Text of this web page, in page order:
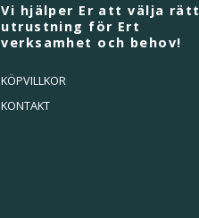
Vi hjälper Er att välja rätt
utrustning för Ert
verksamhet och behov!
KÖPVILLKOR
KONTAKT